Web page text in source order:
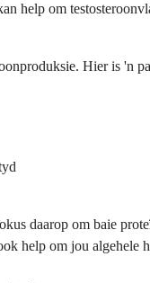
help om
Hier is 'n
daarop om baie
help om jou algehele